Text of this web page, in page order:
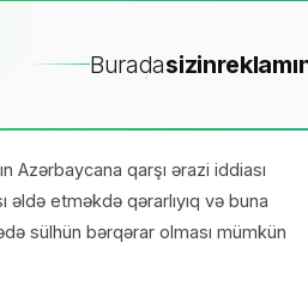
Buradasizin
Azərbaycana qarşı ərazi iddiası
əldə etməkdə qərarlıyıq və buna
sülhün bərqərar olması mümkün